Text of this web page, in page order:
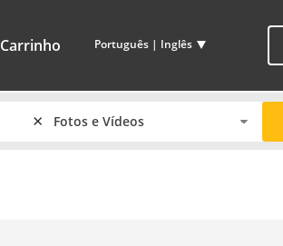
Carrinho Português | Inglês
×